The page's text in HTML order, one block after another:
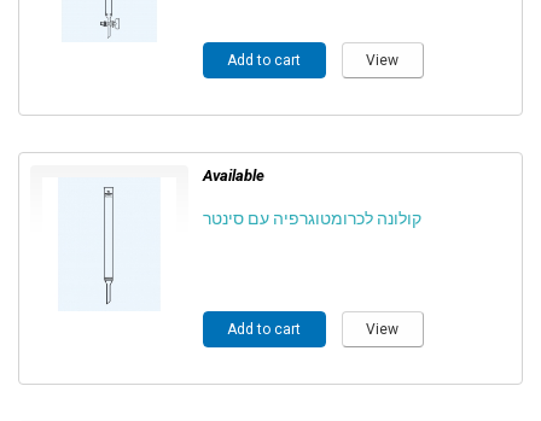
Add to cart View
Available
קולונה לכרומטוגרפיה עם סינטר
Add to cart View